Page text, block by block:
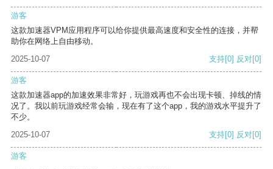
游客
这款加速器VPM应用程序可以给你提供最高速度和安全性的连接，并帮
助你在网络上自由移动。
2025-10-07
支持[0] 反对[0]
游客
这款加速器app的加速效果非常好，玩游戏再也不会出现卡顿、掉线的情
况了。我以前玩游戏经常会输，现在有了这个app，我的游戏水平提升了
不少。
2025-10-07
支持[0] 反对[0]
游客